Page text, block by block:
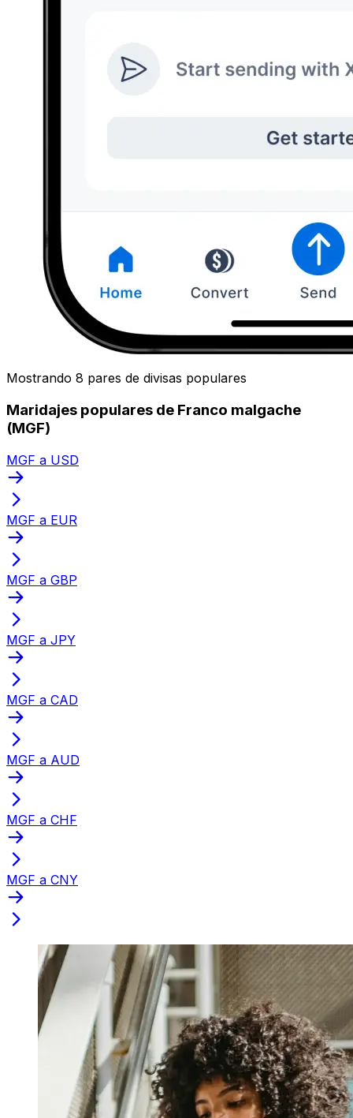
Mostrando 8 pares de divisas populares
Maridajes populares de Franco malgache
(MGF)
MGF a USD
MGF a EUR
MGF a GBP
MGF a JPY
MGF a CAD
MGF a AUD
MGF a CHF
MGF a CNY